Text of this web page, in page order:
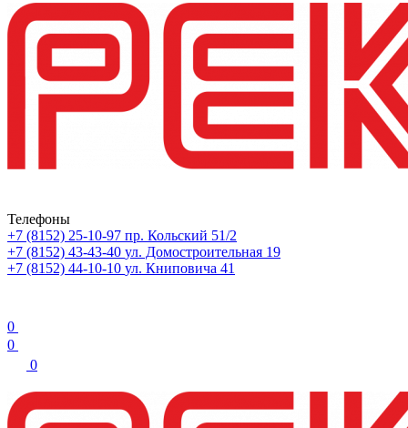
Телефоны
+7 (8152) 25-10-97 пр. Кольский 51/2
+7 (8152) 43-43-40 ул. Домостроительная 19
+7 (8152) 44-10-10 ул. Книповича 41
0
0
0